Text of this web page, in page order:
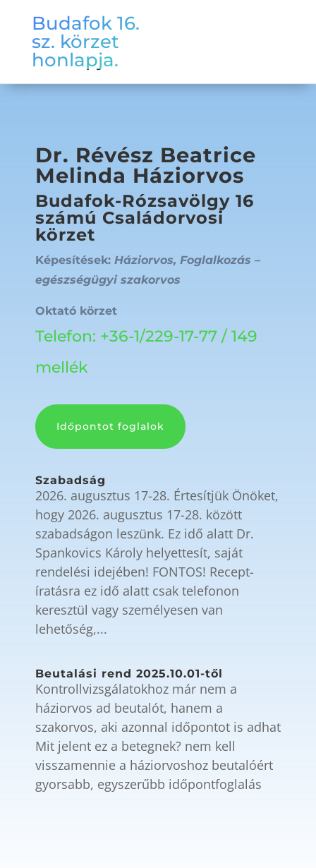
Budafok 16.
sz. körzet
honlapja.
Dr. Révész Beatrice
Melinda Háziorvos
Budafok-Rózsavölgy 16
számú Családorvosi
körzet
Képesítések: Háziorvos, Foglalkozás –
egészségügyi szakorvos
Oktató körzet
Telefon: +36-1/229-17-77 / 149
mellék
Időpontot foglalok
Szabadság
2026. augusztus 17-28. Értesítjük Önöket,
hogy 2026. augusztus 17-28. között
szabadságon leszünk. Ez idő alatt Dr.
Spankovics Károly helyettesít, saját
rendelési idejében! FONTOS! Recept-
íratásra ez idő alatt csak telefonon
keresztül vagy személyesen van
lehetőség,...
Beutalási rend 2025.10.01-től
Kontrollvizsgálatokhoz már nem a
háziorvos ad beutalót, hanem a
szakorvos, aki azonnal időpontot is adhat
Mit jelent ez a betegnek? nem kell
visszamennie a háziorvoshoz beutalóért
gyorsabb, egyszerűbb időpontfoglalás